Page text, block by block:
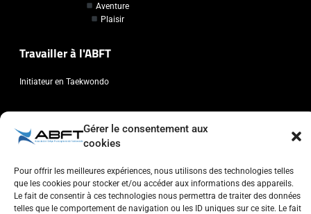
Gérer le consentement aux
cookies
Pour offrir les meilleures expériences, nous utilisons des technologies telles
que les cookies pour stocker et/ou accéder aux informations des appareils.
Le fait de consentir à ces technologies nous permettra de traiter des données
telles que le comportement de navigation ou les ID uniques sur ce site. Le fait
Aventure
Plaisir
Travailler à l'ABFT
Initiateur en Taekwondo
Contact
Association Belge Francophone de Taekwondo
info@abft.be
+32 (0)2 347 34 77